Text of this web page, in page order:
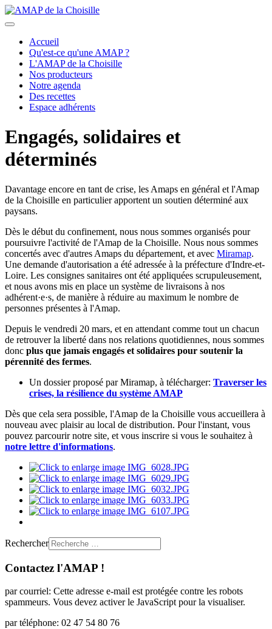
Accueil
Qu'est-ce qu'une AMAP ?
L'AMAP de la Choisille
Nos producteurs
Notre agenda
Des recettes
Espace adhérents
Engagés, solidaires et
déterminés
Davantage encore en tant de crise, les Amaps en général et l'Amap
de la Choisille en particulier apportent un soutien déterminé aux
paysans.
Dès le début du confinement, nous nous sommes organisés pour
poursuivre l'activité de l'Amap de la Choisille. Nous nous sommes
concertés avec d'autres Amaps du département, et avec Miramap.
Une demande d'autorisation a été adressée à la préfecture d'Indre-et-
Loire. Les consignes sanitaires ont été appliquées scrupuleusement,
et nous avons mis en place un système de livraisons à nos
adhérent·e·s, de manière à réduire au maximum le nombre de
personnes présentes à l'Amap.
Depuis le vendredi 20 mars, et en attendant comme tout un chacun
de retrouver la liberté dans nos relations quotidiennes, nous sommes
donc plus que jamais engagés et solidaires pour soutenir la
pérennité des fermes.
Un dossier proposé par Miramap, à télécharger: Traverser les
crises, la résilience du système AMAP
Dès que cela sera possible, l'Amap de la Choisille vous accueillera à
nouveau avec plaisir au local de distribution. Pour l'instant, vous
pouvez parcourir notre site, et vous inscrire si vous le souhaitez à
notre lettre d'informations.
Rechercher
Contactez l'AMAP !
par courriel: Cette adresse e-mail est protégée contre les robots
spammeurs. Vous devez activer le JavaScript pour la visualiser.
par téléphone: 02 47 54 80 76
précédent
suivant